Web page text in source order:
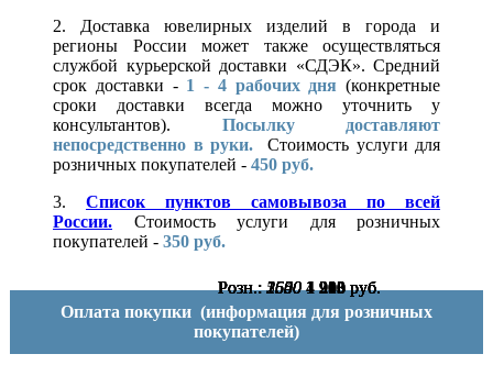
Розн.:5640 4 230руб.
Розн.:1600 1 200руб.
Розн.:1600 1 200руб.
Розн.:1600 1 200руб.
Розн.:2550 1 913руб.
Розн.:2550 1 913руб.
Розн.:2550 1 913руб.
2. Доставка ювелирных изделий в города и
регионы России может также осуществляться
службой курьерской доставки «СДЭК». Средний
срок доставки - 1 - 4 рабочих дня (конкретные
сроки доставки всегда можно уточнить у
консультантов). Посылку доставляют
непосредственно в руки.
Стоимость услуги для
розничных покупателей - 450 руб.
3. Список пунктов самовывоза по всей
России.
Стоимость услуги для розничных
покупателей - 350 руб.
Оплата покупки (информация для розничных
покупателей)